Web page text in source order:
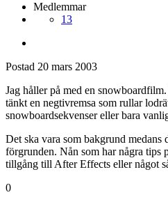
Medlemmar
13
Postad 20 mars 2003
Jag håller på med en
tänkt en negtivremsa som rullar
snowboardsekvenser eller bara
Det ska vara som bakgrund medans
förgrunden. Nån som har några tips
tillgång till After Effects eller något
0